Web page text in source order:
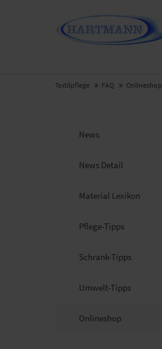
Textilpflege FAQ Onlineshop
News
News Detail
Material Lexikon
Pflege-Tipps
Schrank-Tipps
Umwelt-Tipps
Onlineshop